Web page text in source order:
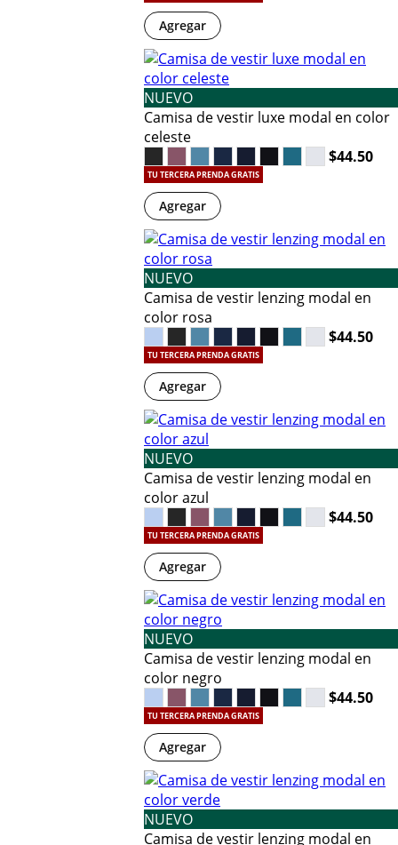
Agregar
NUEVO
Camisa de vestir luxe modal en color
celeste
$44.50
TU TERCERA PRENDA GRATIS
Agregar
NUEVO
Camisa de vestir lenzing modal en
color rosa
$44.50
TU TERCERA PRENDA GRATIS
Agregar
NUEVO
Camisa de vestir lenzing modal en
color azul
$44.50
TU TERCERA PRENDA GRATIS
Agregar
NUEVO
Camisa de vestir lenzing modal en
color negro
$44.50
TU TERCERA PRENDA GRATIS
Agregar
NUEVO
Camisa de vestir lenzing modal en